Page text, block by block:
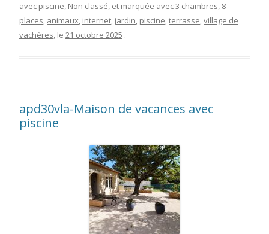
avec piscine, Non classé, et marquée avec3 chambres, 8
places, animaux, internet, jardin, piscine,terrasse,village de
vachères, le 21 octobre 2025 .
apd30vla-Maison de vacances avec
piscine